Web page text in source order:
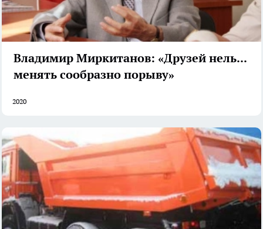
Владимир Миркитанов: «Друзей нельзя
менять сообразно порыву»
2020